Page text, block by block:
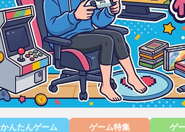
かんたんゲーム ゲーム特集 ゲ